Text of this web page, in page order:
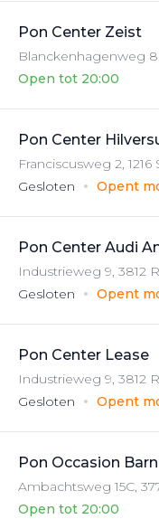
Pon Center Zeist
Blanckenhagenweg 8
Open tot 20:00
Pon Center
Franciscusweg 2,1216
Gesloten
Opent
Pon Center Audi
Industrieweg 9, 3812
Gesloten
Opent
Pon Center Lease
Industrieweg 9, 3812
Gesloten
Opent
Pon Occasion
Ambachtsweg 15C,
Open tot 20:00